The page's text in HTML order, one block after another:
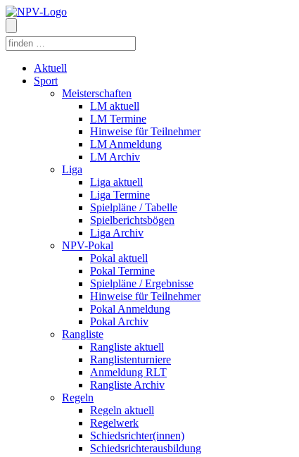
Aktuell
Sport
Meisterschaften
LM aktuell
LM Termine
Hinweise für Teilnehmer
LM Anmeldung
LM Archiv
Liga
Liga aktuell
Liga Termine
Spielpläne / Tabelle
Spielberichtsbögen
Liga Archiv
NPV-Pokal
Pokal aktuell
Pokal Termine
Spielpläne / Ergebnisse
Hinweise für Teilnehmer
Pokal Anmeldung
Pokal Archiv
Rangliste
Rangliste aktuell
Ranglistenturniere
Anmeldung RLT
Rangliste Archiv
Regeln
Regeln aktuell
Regelwerk
Schiedsrichter(innen)
Schiedsrichterausbildung